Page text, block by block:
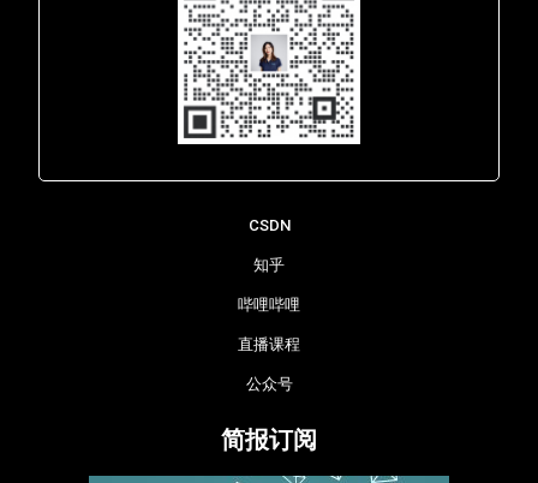
CSDN
知乎
哔哩哔哩
直播课程
公众号
简报订阅